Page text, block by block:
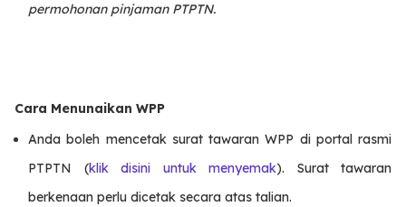
permohonan pinjaman PTPTN.
Cara Menunaikan WPP
Anda boleh mencetak surat tawaran WPP di portal rasmi
PTPTN (klik disini untuk menyemak). Surat tawaran
berkenaan perlu dicetak secara atas talian.